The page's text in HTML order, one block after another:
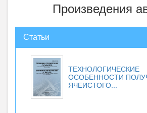
Произведения
Статьи
ТЕХНОЛОГИЧЕСКИЕ
ОСОБЕННОСТИ
ЯЧЕИСТОГО...